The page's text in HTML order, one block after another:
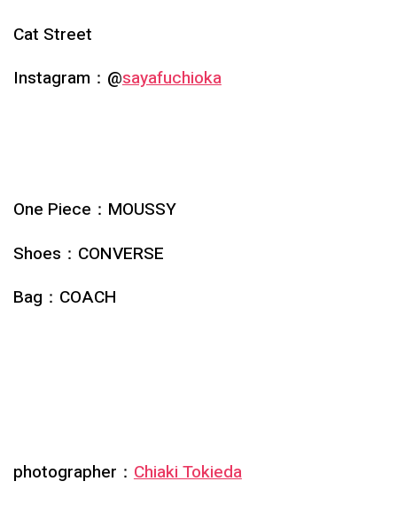
Cat Street
Instagram：@sayafuchioka
One Piece：MOUSSY
Shoes： CONVERSE
Bag： COACH
photographer： Chiaki Tokieda